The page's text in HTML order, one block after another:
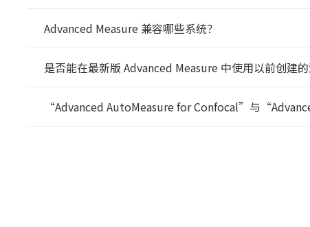
Advanced Measure 兼容哪些系统？
是否能在最新版 Advanced Measure 中使用以前创建的
“Advanced AutoMeasure for Confocal”与